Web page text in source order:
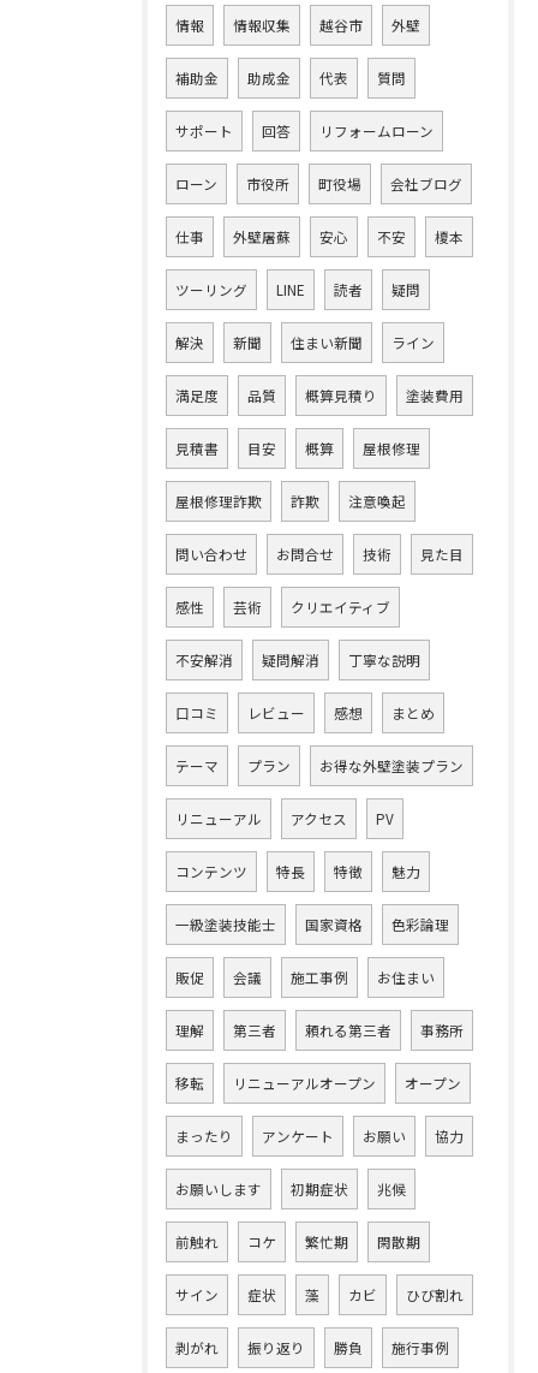
情報 情報収集 越谷市 外壁
補助金 助成金 代表 質問
サポート 回答 リフォームローン
ローン 市役所 町役場 会社ブログ
仕事 外壁屠蘇 安心 不安 榎本
ツーリング LINE 読者 疑問
解決 新聞 住まい新聞 ライン
満足度 品質 概算見積り 塗装費用
見積書 目安 概算 屋根修理
屋根修理詐欺 詐欺 注意喚起
問い合わせ お問合せ 技術 見た目
感性 芸術 クリエイティブ
不安解消 疑問解消 丁寧な説明
口コミ レビュー 感想 まとめ
テーマ プラン お得な外壁塗装プラン
リニューアル アクセス PV
コンテンツ 特長 特徴 魅力
一級塗装技能士 国家資格 色彩論理
販促 会議 施工事例 お住まい
理解 第三者 頼れる第三者 事務所
移転 リニューアルオープン オープン
まったり アンケート お願い 協力
お願いします 初期症状 兆候
前触れ コケ 繁忙期 閑散期
サイン 症状 藻 カビ ひび割れ
剥がれ 振り返り 勝負 施行事例